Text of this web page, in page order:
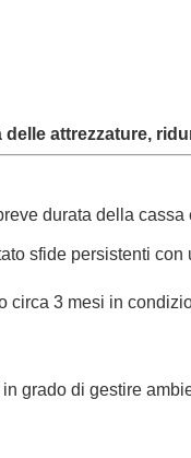
delle attrezzature,
durata della
sfide persistenti con
circa 3 mesi in
grado di gestire